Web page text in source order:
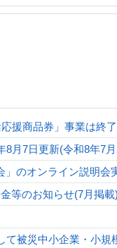
援商品券」事業は終
月7日更新(令和8年7
」のオンライン説明会
等のお知らせ(7月掲載)
て被災中小企業・小規